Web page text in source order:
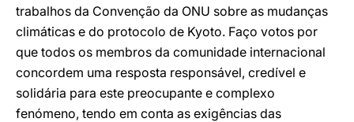
trabalhos da Convenção da ONU sobre as mudanças
climáticas e do protocolo de Kyoto. Faço votos por
que todos os membros da comunidade internacional
concordem uma resposta responsável, credível e
solidária para este preocupante e complexo
fenómeno, tendo em conta as exigências das